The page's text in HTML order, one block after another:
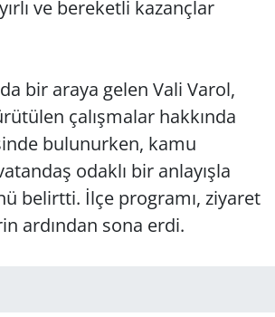
ve bereketli kazançlar
bir araya gelen Vali Varol,
çalışmalar hakkında
bulunurken, kamu
odaklı bir anlayışla
belirtti. İlçe programı, ziyaret
ardından sona erdi.